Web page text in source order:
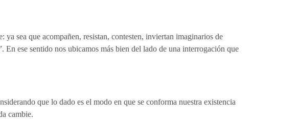
ya sea que acompañen, resistan, contesten, inviertan imaginarios de
ese sentido nos ubicamos más bien del lado de una interrogación que
que lo dado es el modo en que se conforma nuestra existencia
cambie.